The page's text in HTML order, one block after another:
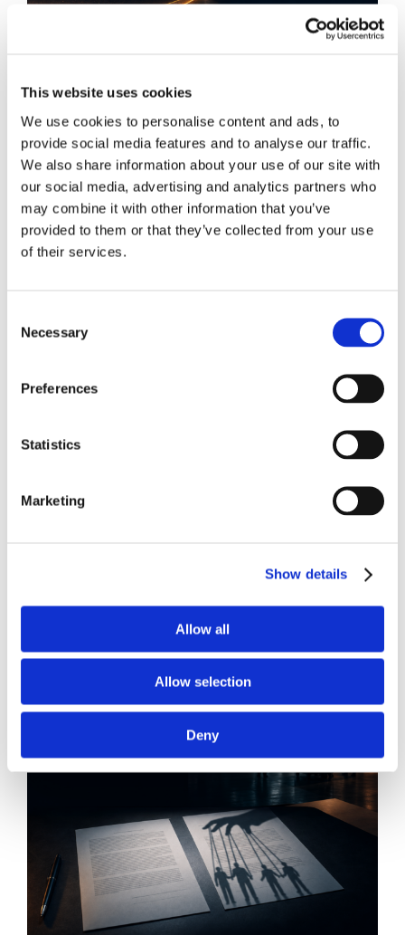
This website uses cookies
We use cookies to personalise content and ads, to
provide social media features and to analyse our traffic.
We also share information about your use of our site with
our social media, advertising and analytics partners who
may combine it with other information that you’ve
provided to them or that they’ve collected from your use
of their services.
Selection
Necessary
Preferences
Statistics
Marketing
Show details
Allow all
Allow selection
Deny
Obbligazioni solidali passive:
rapporti tra surrogazione legale e
regresso
nell'ambito delle obbligazioni solidali passive: il
CONDIVIDI SUI SOCIAL
News.